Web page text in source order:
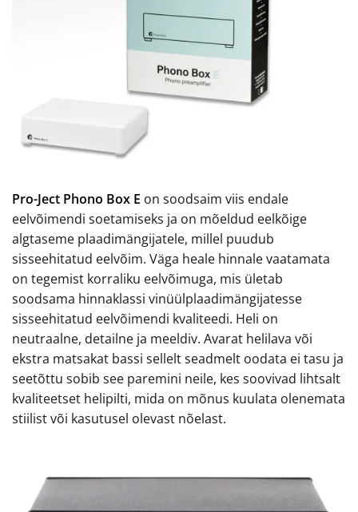
Pro-Ject Phono Box E on soodsaim viis endale
eelvõimendi soetamiseks ja on mõeldud eelkõige
algtaseme plaadimängijatele, millel puudub
sisseehitatud eelvõim. Väga heale hinnale vaatamata
on tegemist korraliku eelvõimuga, mis ületab
soodsama hinnaklassi vinüülplaadimängijatesse
sisseehitatud eelvõimendi kvaliteedi. Heli on
neutraalne, detailne ja meeldiv. Avarat helilava või
ekstra matsakat bassi sellelt seadmelt oodata ei tasu ja
seetõttu sobib see paremini neile, kes soovivad lihtsalt
kvaliteetset helipilti, mida on mõnus kuulata olenemata
stiilist või kasutusel olevast nõelast.